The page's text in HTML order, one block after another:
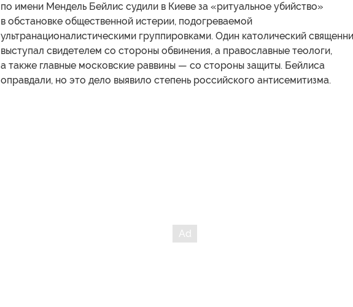
по имени Мендель Бейлис судили в Киеве за «ритуальное убийство»
в обстановке общественной истерии, подогреваемой
ультранационалистическими группировками. Один католический
выступал свидетелем со стороны обвинения, а православные теологи,
а также главные московские раввины — со стороны защиты. Бейлиса
оправдали, но это дело выявило степень российского антисемитизма.